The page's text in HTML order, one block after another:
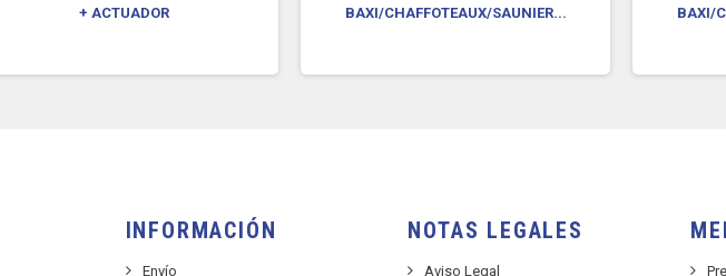
+ ACTUADOR
BAXI/CHAFFOTEAUX/SAUNIER...
BAXI/
INFORMACIÓN
Envío
NOTAS LEGALES
Aviso Legal